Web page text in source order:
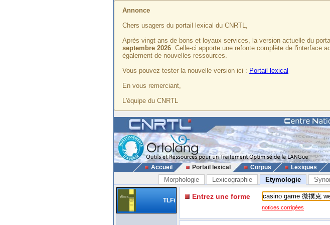
Annonce
Chers usagers du portail lexical du CNRTL,
Après vingt ans de bons et loyaux services, la version actuelle du
septembre 2026. Celle-ci apporte une refonte complète de l'interface
également de nouvelles ressources.
Vous pouvez tester la nouvelle version ici : Portail lexical
En vous remerciant,
L'équipe du CNRTL
Accueil Portail lexical Corpus Lexiques
Morphologie Lexicographie Etymologie
TLFi Entrez une forme
notices corrigées